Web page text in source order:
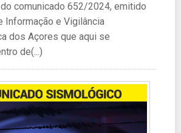
comunicado 652/2024, emitido
Informação e Vigilância
dos Açores que aqui se
de(...)